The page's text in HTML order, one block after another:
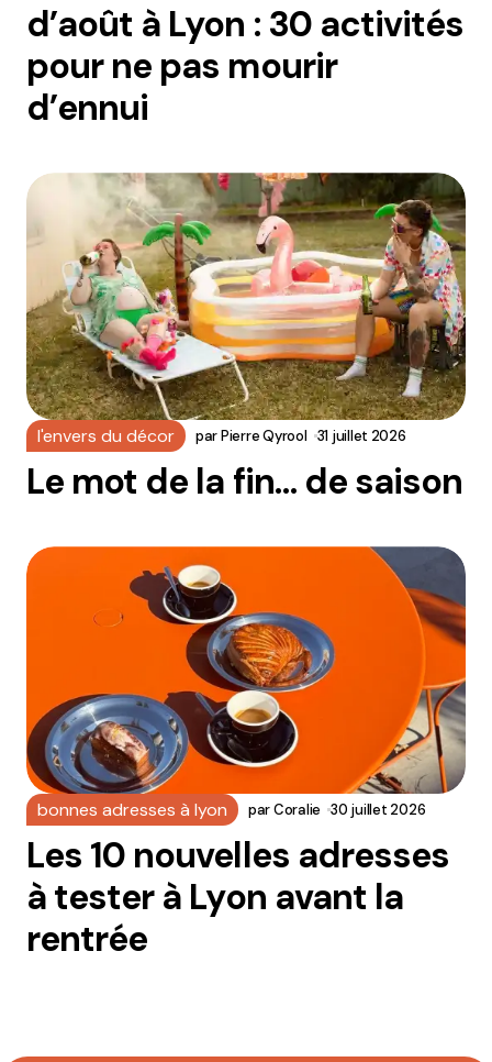
d’août à Lyon : 30 activités
pour ne pas mourir
d’ennui
l'envers du décor parPierre Qyrool 31 juillet 2026
Le mot de la fin… de saison
bonnes adresses à lyon parCoralie 30 juillet 2026
Les 10 nouvelles adresses
à tester à Lyon avant la
rentrée